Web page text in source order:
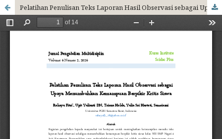
Pelatihan Penulisan Teks Laporan Hasil Observasi sebagai Upaya Menumbuhkan Kemampuan Berpikir Kritis Siswa